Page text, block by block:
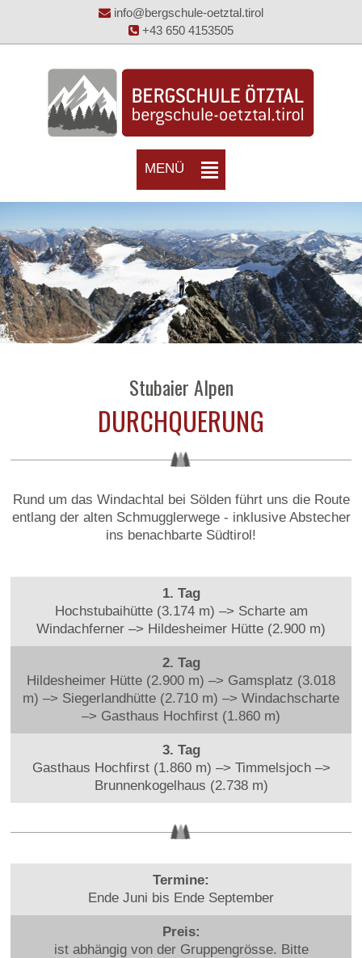
info@bergschule-oetztal.tirol
+43 650 4153505
MENÜ
Stubaier Alpen
DURCHQUERUNG
Rund um das Windachtal bei Sölden führt uns die Route
entlang der alten Schmugglerwege - inklusive Abstecher
ins benachbarte Südtirol!
1. Tag
Hochstubaihütte (3.174 m) –> Scharte am
Windachferner –> Hildesheimer Hütte (2.900 m)
2. Tag
Hildesheimer Hütte (2.900 m) –> Gamsplatz (3.018
m) –> Siegerlandhütte (2.710 m) –> Windachscharte
–> Gasthaus Hochfirst (1.860 m)
3. Tag
Gasthaus Hochfirst (1.860 m) –> Timmelsjoch –>
Brunnenkogelhaus (2.738 m)
Termine:
Ende Juni bis Ende September
Preis:
ist abhängig von der Gruppengrösse. Bitte